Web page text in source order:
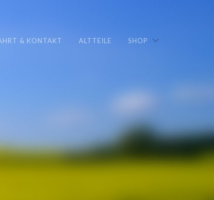
& KONTAKT ALTTEILE SHOP